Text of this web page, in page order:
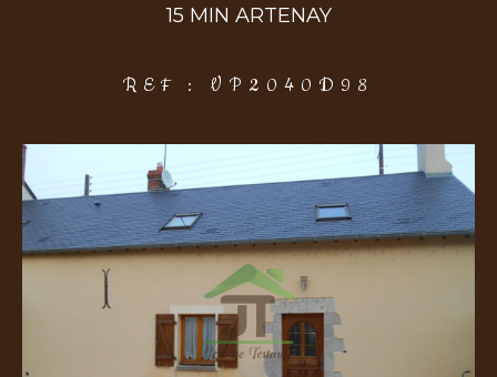
15 MIN ARTENAY
REF : VP2040D98